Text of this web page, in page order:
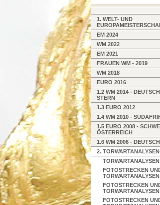
1. WELT- UND
EM 2024
WM 2022
EM 2021
FRAUEN WM - 2019
WM 2018
EURO 2016
1.2 WM 2014 -
STERN
1.3 EURO 2012
1.4 WM 2010 -
1.5 EURO 2008 -
ÖSTERREICH
1.6 WM 2006 -
2.
FOTOSTRECKEN
FOTOSTRECKEN
TORWARTANALYSEN
FOTOSTRECKEN